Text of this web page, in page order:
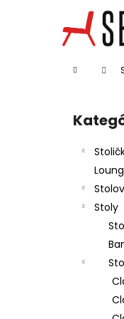
Domov
Preskočiť
kategórie
Stoly
Späť
Späť